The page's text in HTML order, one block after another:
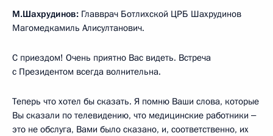
М.Шахрудинов: Главврач Ботлихской ЦРБ Шахрудинов
Магомедкамиль Алисултанович.
С приездом! Очень приятно Вас видеть. Встреча
с Президентом всегда волнительна.
Теперь что хотел бы сказать. Я помню Ваши слова, которые
Вы сказали по телевидению, что медицинские работники ‒
это не обслуга, Вами было сказано, и, соответственно, их